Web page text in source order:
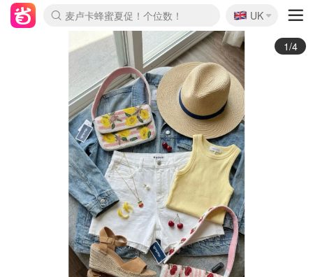
麦卢卡蜂蜜夏促！个位数！
Prada/Miu 4.8折！
啥？必胜客披萨5折！
🇬🇧
UK
2/4